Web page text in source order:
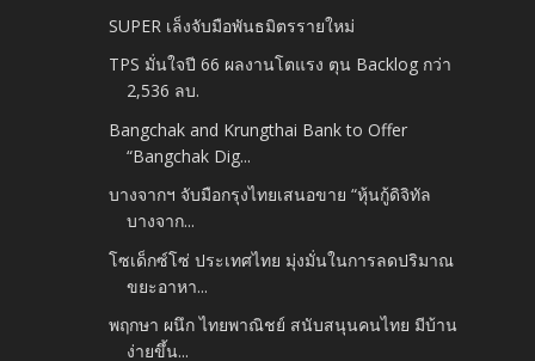
SUPER เล็งจับมือพันธมิตรรายใหม่
TPS มั่นใจปี 66 ผลงานโตแรง ตุน Backlog กว่า
2,536 ลบ.
Bangchak and Krungthai Bank to Offer
“Bangchak Dig...
บางจากฯ จับมือกรุงไทยเสนอขาย “หุ้นกู้ดิจิทัล
บางจาก...
โซเด็กซ์โซ่ ประเทศไทย มุ่งมั่นในการลดปริมาณ
ขยะอาหา...
พฤกษา ผนึก ไทยพาณิชย์ สนับสนุนคนไทย มีบ้าน
ง่ายขึ้น...